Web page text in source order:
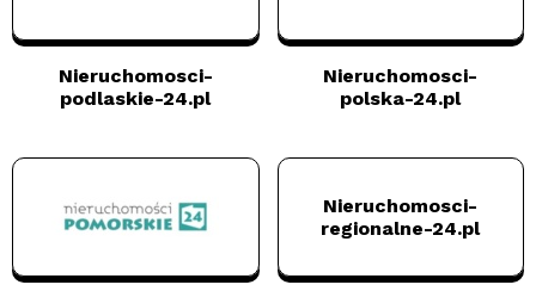
Nieruchomosci-
podlaskie-24.pl
Nieruchomosci-
polska-24.pl
Nieruchomosci-
regionalne-24.pl